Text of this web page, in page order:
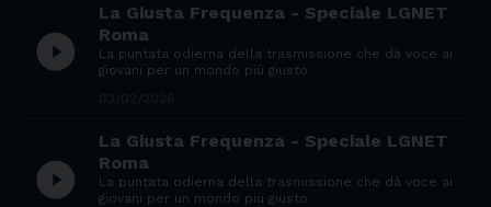
play_circle_filled
La Giusta Frequenza - Speciale LGNET
Roma
La puntata odierna della trasmissione che dà voce ai
giovani per un mondo più giusto
play_circle_filled
La Giusta Frequenza - Speciale LGNET
Roma
La puntata odierna della trasmissione che dà voce ai
giovani per un mondo più giusto